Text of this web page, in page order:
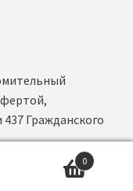
0
Гражданского